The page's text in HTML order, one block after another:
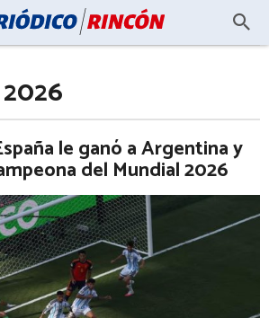
le ganó a Argentina y
del Mundial 2026